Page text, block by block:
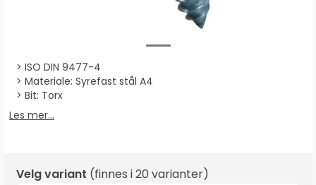
ISO DIN 9477-4
Materiale: Syrefast stål A4
Bit: Torx
Les mer...
Velg variant (finnes i20 varianter)